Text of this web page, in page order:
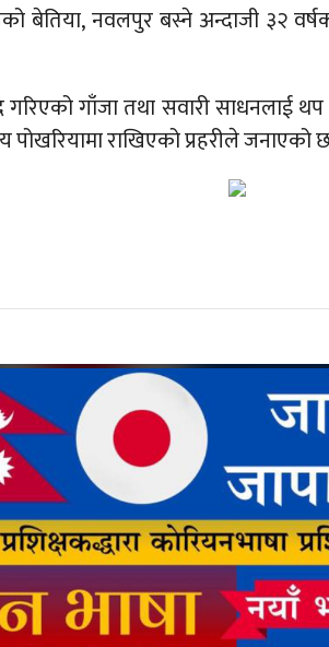
बेतिया, नवलपुर बस्ने अन्दाजी ३२
गरिएको गाँजा तथा सवारी
पोखरियामा राखिएको प्रहरीले जनाएको